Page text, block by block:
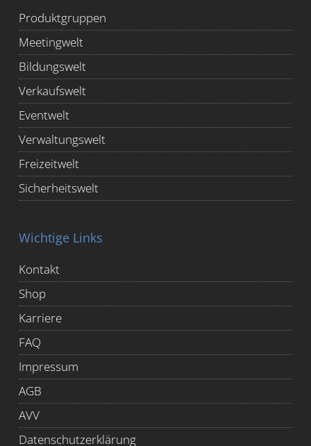
Produktgruppen
Meetingwelt
Bildungswelt
Verkaufswelt
Eventwelt
Verwaltungswelt
Freizeitwelt
Sicherheitswelt
Wichtige Links
Kontakt
Shop
Karriere
FAQ
Impressum
AGB
AVV
Datenschutzerklärung